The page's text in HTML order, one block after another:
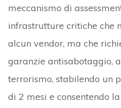
meccanismo di
infrastrutture critiche che
alcun vendor, ma che
garanzie antisabotaggio,
terrorismo, stabilendo un
di 2 mesi e consentendo